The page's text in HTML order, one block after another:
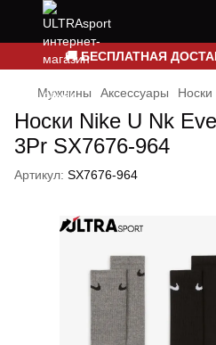
🚚 БЕСПЛАТНАЯ
Мужчины Аксессуары Носки
Носки Nike U Nk
3Pr SX7676-964
Артикул: SX7676-964